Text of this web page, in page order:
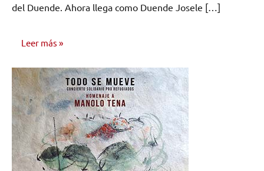
del Duende. Ahora llega como Duende Josele […]
Leer más
ENTREVISTAS